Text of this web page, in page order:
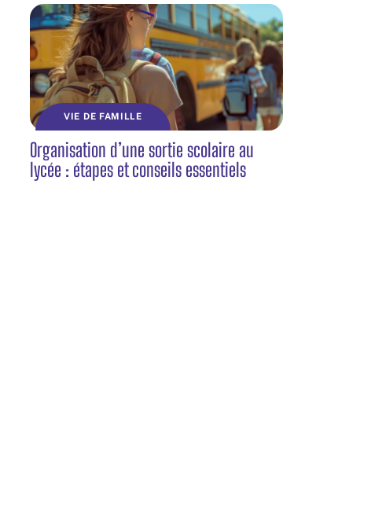
VIE DE FAMILLE
Organisation d’une sortie scolaire au
lycée : étapes et conseils essentiels